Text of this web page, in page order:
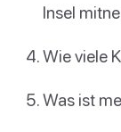
Insel
Wie viele
Was ist